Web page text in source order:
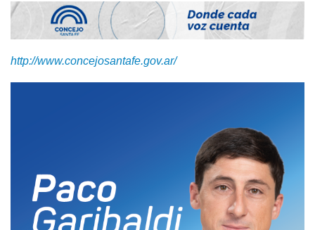
http://www.concejosantafe.gov.ar/